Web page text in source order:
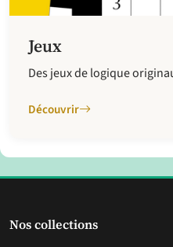
Jeux
Des jeux de logique
Découvrir
Nos collections